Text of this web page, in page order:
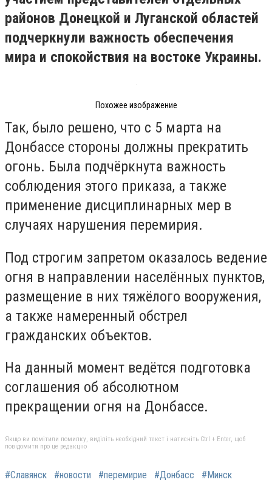
районов Донецкой и Луганской областей
подчеркнули важность обеспечения
мира и спокойствия на востоке Украины.
Похожее изображение
Так, было решено, что с 5 марта на
Донбассе стороны должны прекратить
огонь. Была подчёркнута важность
соблюдения этого приказа, а также
применение дисциплинарных мер в
случаях нарушения перемирия.
Под строгим запретом оказалось ведение
огня в направлении населённых пунктов,
размещение в них тяжёлого вооружения,
а также намеренный обстрел
гражданских объектов.
На данный момент ведётся подготовка
соглашения об абсолютном
прекращении огня на Донбассе.
Якщо ви помітили помилку, виділіть необхідний текст і натисніть Ctrl + Enter, щоб
повідомити про це редакцію
#Славянск #новости #перемирие #Донбасс #Минск